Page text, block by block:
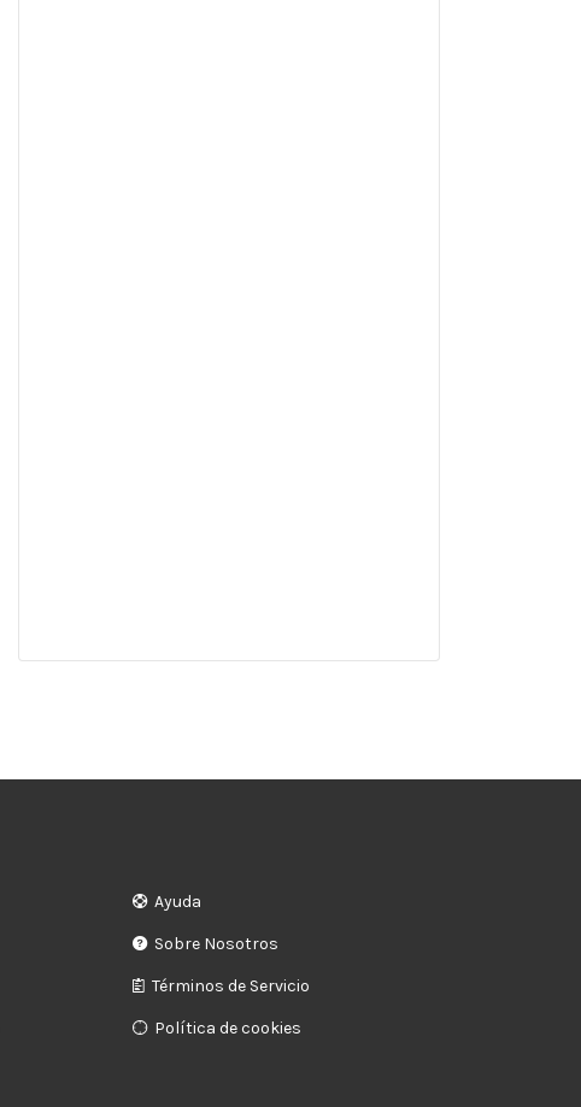
Ayuda
Sobre Nosotros
Términos de Servicio
Política de cookies